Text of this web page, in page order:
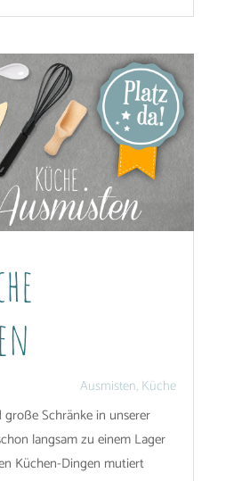
Ausmisten, Küche
Schränke in unserer
langsam zu einem Lager
Küchen-Dingen mutiert